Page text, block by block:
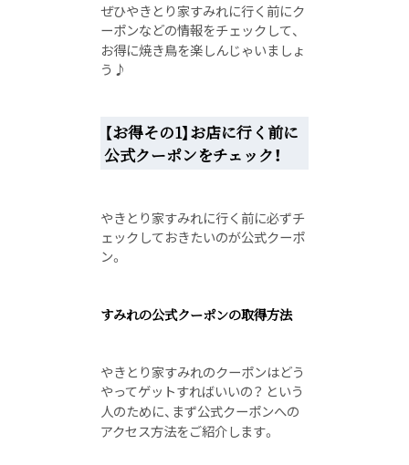
ぜひやきとり家すみれに行く前にク
ーポンなどの情報をチェックして、
お得に焼き鳥を楽しんじゃいましょ
う♪
【お得その1】お店に行く前に
公式クーポンをチェック！
やきとり家すみれに行く前に必ずチ
ェックしておきたいのが公式クーポ
ン。
すみれの公式クーポンの取得方法
やきとり家すみれのクーポンはどう
やってゲットすればいいの？ という
人のために、まず公式クーポンへの
アクセス方法をご紹介します。